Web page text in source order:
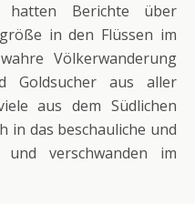
Berichte über
in den Flüssen im
Völkerwanderung
Goldsucher aus aller
aus dem Südlichen
in das beschauliche und
verschwanden im